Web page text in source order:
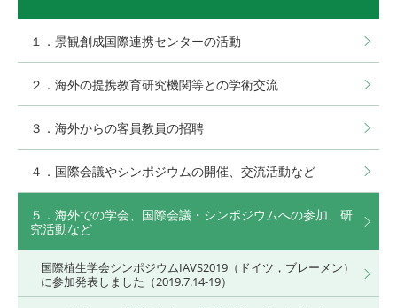
１．景観創成国際連携センターの活動
２．海外の提携教育研究機関等との学術交流
３．海外からの客員教員の招聘
４．国際会議やシンポジウムの開催、交流活動など
５．海外での学会、国際会議・シンポジウムへの参加、研
究活動など
国際植生学会シンポジウムIAVS2019（ドイツ，ブレーメン）
に参加発表しました（2019.7.14-19）